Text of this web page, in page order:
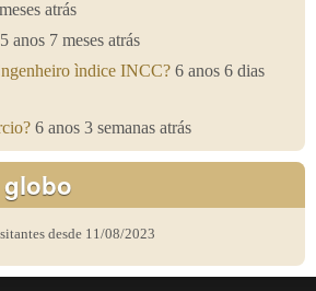
atrás
5 anos 7 meses atrás
ìndice INCC? 6 anos 6 dias
6 anos 3 semanas atrás
desde 11/08/2023